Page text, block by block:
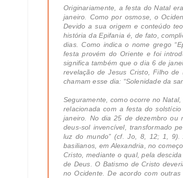
Originariamente, a festa do Natal
janeiro. Como por osmose, o
Devido a sua origem e conteúdo
história da Epifania é, de fato,
dias. Como indica o nome grego
festa provém do Oriente e foi
significa também que o dia 6 de
revelação de Jesus Cristo, Filho
chamam esse dia: “Solenidade da
Seguramente, como ocorre no
relacionada com a festa do
janeiro. No dia 25 de dezembro ou
deus-sol invencível, transformado
luz do mundo” (cf. Jo, 8, 12; 1,
basilianos, em Alexandria, no
Cristo, mediante o qual, pela
de Deus. O Batismo de Cristo
no Ocidente. De acordo com